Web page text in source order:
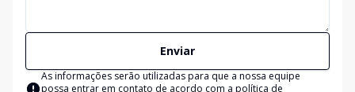
Enviar
As informações serão utilizadas para que a nossa equipe
possa entrar em contato de acordo com a política de